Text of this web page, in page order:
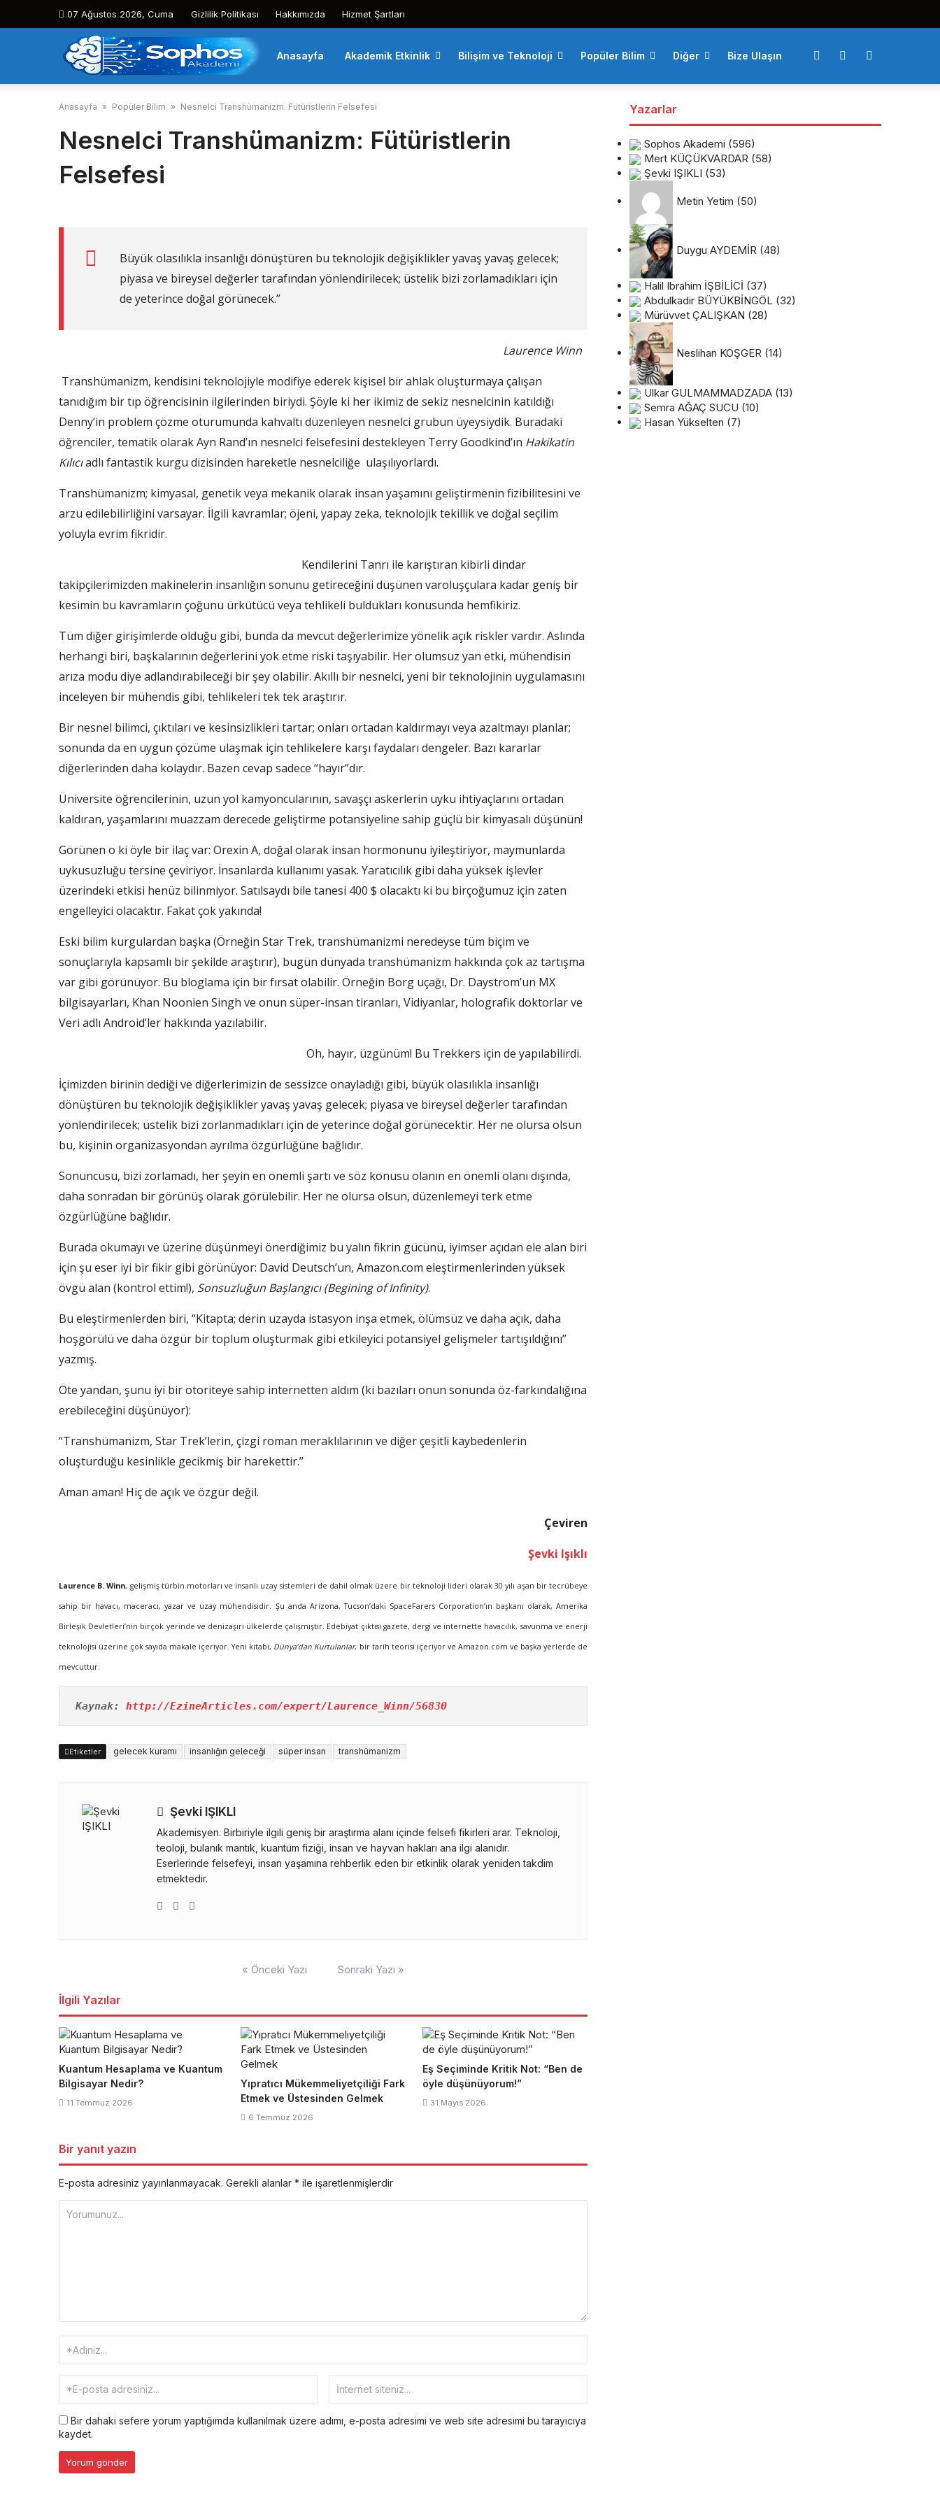
07 Ağustos 2026, Cuma Gizlilik Politikası Hakkımızda Hizmet Şartları
Anasayfa Akademik Etkinlik Bilişim ve Teknoloji Popüler Bilim Diğer Bize Ulaşın
Anasayfa » Popüler Bilim » Nesnelci Transhümanizm: Fütüristlerin Felsefesi
Nesnelci Transhümanizm: Fütüristlerin
Felsefesi
Büyük olasılıkla insanlığı dönüştüren bu teknolojik değişiklikler yavaş yavaş gelecek;
piyasa ve bireysel değerler tarafından yönlendirilecek; üstelik bizi zorlamadıkları için
de yeterince doğal görünecek.”
Laurence Winn
Transhümanizm, kendisini teknolojiyle modifiye ederek kişisel bir ahlak oluşturmaya çalışan
tanıdığım bir tıp öğrencisinin ilgilerinden biriydi. Şöyle ki her ikimiz de sekiz nesnelcinin katıldığı
Denny’in problem çözme oturumunda kahvaltı düzenleyen nesnelci grubun üyeysiydik. Buradaki
öğrenciler, tematik olarak Ayn Rand’ın nesnelci felsefesini destekleyen Terry Goodkind’ın Hakikatin
Kılıcıadlı fantastik kurgu dizisinden hareketle nesnelciliğe ulaşılıyorlardı.
Transhümanizm; kimyasal, genetik veya mekanik olarak insan yaşamını geliştirmenin fizibilitesini ve
arzu edilebilirliğini varsayar. İlgili kavramlar; öjeni, yapay zeka, teknolojik tekillik ve doğal seçilim
yoluyla evrim fikridir.
Kendilerini Tanrı ile karıştıran kibirli dindar
takipçilerimizden makinelerin insanlığın sonunu getireceğini düşünen varoluşçulara kadar geniş bir
kesimin bu kavramların çoğunu ürkütücü veya tehlikeli buldukları konusunda hemfikiriz.
Tüm diğer girişimlerde olduğu gibi, bunda da mevcut değerlerimize yönelik açık riskler vardır. Aslında
herhangi biri, başkalarının değerlerini yok etme riski taşıyabilir. Her olumsuz yan etki, mühendisin
arıza modu diye adlandırabileceği bir şey olabilir. Akıllı bir nesnelci, yeni bir teknolojinin uygulamasını
inceleyen bir mühendis gibi, tehlikeleri tek tek araştırır.
Bir nesnel bilimci, çıktıları ve kesinsizlikleri tartar; onları ortadan kaldırmayı veya azaltmayı planlar;
sonunda da en uygun çözüme ulaşmak için tehlikelere karşı faydaları dengeler. Bazı kararlar
diğerlerinden daha kolaydır. Bazen cevap sadece “hayır”dır.
Üniversite öğrencilerinin, uzun yol kamyoncularının, savaşçı askerlerin uyku ihtiyaçlarını ortadan
kaldıran, yaşamlarını muazzam derecede geliştirme potansiyeline sahip güçlü bir kimyasalı düşünün!
Görünen o ki öyle bir ilaç var: Orexin A, doğal olarak insan hormonunu iyileştiriyor, maymunlarda
uykusuzluğu tersine çeviriyor. İnsanlarda kullanımı yasak. Yaratıcılık gibi daha yüksek işlevler
üzerindeki etkisi henüz bilinmiyor. Satılsaydı bile tanesi 400 $ olacaktı ki bu birçoğumuz için zaten
engelleyici olacaktır. Fakat çok yakında!
Eski bilim kurgulardan başka (Örneğin Star Trek, transhümanizmi neredeyse tüm biçim ve
sonuçlarıyla kapsamlı bir şekilde araştırır), bugün dünyada transhümanizm hakkında çok az tartışma
var gibi görünüyor. Bu bloglama için bir fırsat olabilir. Örneğin Borg uçağı, Dr. Daystrom’un MX
bilgisayarları, Khan Noonien Singh ve onun süper-insan tiranları, Vidiyanlar, holografik doktorlar ve
Veri adlı Android’ler hakkında yazılabilir.
Oh, hayır, üzgünüm! Bu Trekkers için de yapılabilirdi.
İçimizden birinin dediği ve diğerlerimizin de sessizce onayladığı gibi, büyük olasılıkla insanlığı
dönüştüren bu teknolojik değişiklikler yavaş yavaş gelecek; piyasa ve bireysel değerler tarafından
yönlendirilecek; üstelik bizi zorlanmadıkları için de yeterince doğal görünecektir. Her ne olursa olsun
bu, kişinin organizasyondan ayrılma özgürlüğüne bağlıdır.
Sonuncusu, bizi zorlamadı, her şeyin en önemli şartı ve söz konusu olanın en önemli olanı dışında,
daha sonradan bir görünüş olarak görülebilir. Her ne olursa olsun, düzenlemeyi terk etme
özgürlüğüne bağlıdır.
Burada okumayı ve üzerine düşünmeyi önerdiğimiz bu yalın fikrin gücünü, iyimser açıdan ele alan biri
için şu eser iyi bir fikir gibi görünüyor: David Deutsch’un, Amazon.com eleştirmenlerinden yüksek
övgü alan (kontrol ettim!), Sonsuzluğun Başlangıcı (Begining of Infinity).
Bu eleştirmenlerden biri, “Kitapta; derin uzayda istasyon inşa etmek, ölümsüz ve daha açık, daha
hoşgörülü ve daha özgür bir toplum oluşturmak gibi etkileyici potansiyel gelişmeler tartışıldığını”
yazmış.
Öte yandan, şunu iyi bir otoriteye sahip internetten aldım (ki bazıları onun sonunda öz-farkındalığına
erebileceğini düşünüyor):
“Transhümanizm, Star Trek’lerin, çizgi roman meraklılarının ve diğer çeşitli kaybedenlerin
oluşturduğu kesinlikle gecikmiş bir harekettir.”
Aman aman! Hiç de açık ve özgür değil.
Çeviren
Şevki Işıklı
Laurence B. Winn, gelişmiş türbin motorları ve insanlı uzay sistemleri de dahil olmak üzere bir teknoloji lideri olarak 30 yılı aşan bir tecrübeye
sahip bir havacı, maceracı, yazar ve uzay mühendisidir. Şu anda Arizona, Tucson’daki SpaceFarers Corporation’ın başkanı olarak, Amerika
Birleşik Devletleri’nin birçok yerinde ve denizaşırı ülkelerde çalışmıştır. Edebiyat çıktısı gazete, dergi ve internette havacılık, savunma ve enerji
teknolojisi üzerine çok sayıda makale içeriyor. Yeni kitabı, Dünya’dan Kurtulanlar, bir tarih teorisi içeriyor ve Amazon.com ve başka yerlerde de
mevcuttur.
Kaynak: http://EzineArticles.com/expert/Laurence_Winn/56830
Etiketler gelecek kuramı insanlığın geleceği süper insan transhümanizm
Şevki IŞIKLI
Akademisyen. Birbiriyle ilgili geniş bir araştırma alanı içinde felsefi fikirleri arar. Teknoloji,
teoloji, bulanık mantık, kuantum fiziği, insan ve hayvan hakları ana ilgi alanıdır.
Eserlerinde felsefeyi, insan yaşamına rehberlik eden bir etkinlik olarak yeniden takdim
etmektedir.
« Önceki Yazı Sonraki Yazı »
İlgili Yazılar
Kuantum Hesaplama ve Kuantum
Bilgisayar Nedir?
11 Temmuz 2026
Yıpratıcı Mükemmeliyetçiliği Fark
Etmek ve Üstesinden Gelmek
6 Temmuz 2026
Eş Seçiminde Kritik Not: “Ben de
öyle düşünüyorum!”
31 Mayıs 2026
Bir yanıt yazın
E-posta adresiniz yayınlanmayacak. Gerekli alanlar * ile işaretlenmişlerdir
Bir dahaki sefere yorum yaptığımda kullanılmak üzere adımı, e-posta adresimi ve web site adresimi bu tarayıcıya
kaydet.
Yazarlar
Sophos Akademi (596)
Mert KÜÇÜKVARDAR (58)
Şevki IŞIKLI (53)
Metin Yetim (50)
Duygu AYDEMİR (48)
Halil Ibrahim İŞBİLİCİ (37)
Abdulkadir BÜYÜKBİNGÖL (32)
Mürüvvet ÇALIŞKAN (28)
Neslihan KÖŞGER (14)
Ulkar GULMAMMADZADA (13)
Semra AĞAÇ SUCU (10)
Hasan Yükselten (7)